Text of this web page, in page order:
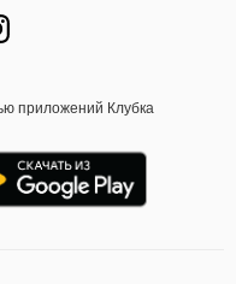
приложений Клубка